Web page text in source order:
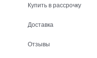
Купить в рассрочку
Доставка
Отзывы